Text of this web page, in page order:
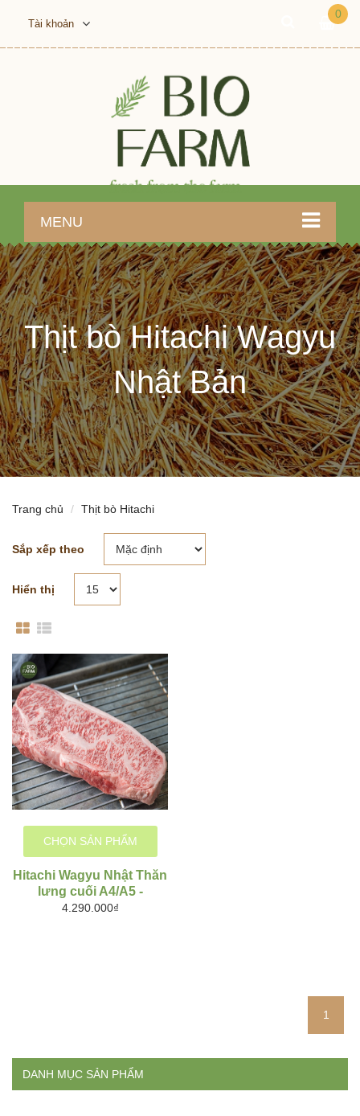
Tài khoản
0
MENU
Thịt bò Hitachi Wagyu
Nhật Bản
Trang chủ Thịt bò Hitachi
Sắp xếp theo
Hiển thị
CHỌN SẢN PHẨM
Hitachi Wagyu Nhật Thăn
lưng cuối A4/A5 -
Striploin
4.290.000₫
1
DANH MỤC SẢN PHẨM